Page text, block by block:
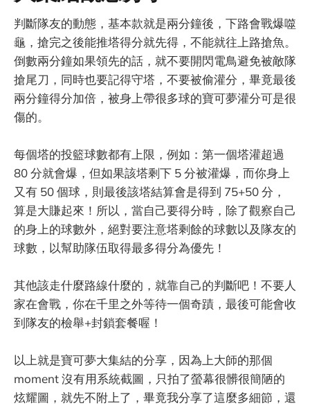
判斷隊友的動態，基本款就是兩分鐘後，下路會戰爆噬
龜，搶完之後能推塔得分就先得，不能就往上路搶魚。
倒數兩分鐘如果領先的話，就不要開閃電鳥避免被敵隊
搶尾刀，同時也要記得守塔，不要被偷灌分，畢竟最後
兩分鐘得分加倍，被身上帶很多球的寶可夢灌分可是很
傷的。
每個塔的投籃球數都有上限，例如：第一個塔灌超過
80 分就會爆，但如果該塔剩下 5 分被灌爆，而你身上
又有 50 個球，則最後該塔結算會是得到 75+50 分，
算是大賺起來！所以，當自己要得分時，除了觀察自己
的身上的球數外，絕對要注意塔剩餘的球數以及隊友的
球數，以幫助隊伍取得最多得分為優先！
其他該走什麼路線什麼的，就靠自己的判斷吧！不要人
家在會戰，你在千里之外等待一個奇蹟，最後可能會收
到隊友的檢舉+封鎖套餐喔！
以上就是寶可夢大集結的分享，因為上大師的那個
moment 沒有用系統截圖，只拍了螢幕很髒很簡陋的
炫耀圖，就先不附上了，畢竟我分享了這麼多細節，還